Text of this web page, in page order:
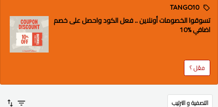
TANGO10
تسوقوا الخصومات أونلاين .. فعل الكود واحصل على خصم
اضافي %10
فعّل ؟
التصفية و الترتيب